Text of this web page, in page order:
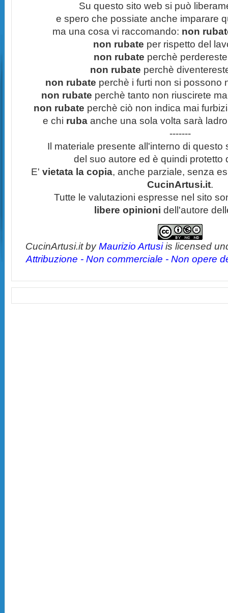
Su questo sito web si può
e spero che possiate anche imparare
ma una cosa vi raccomando: non
non rubate per rispetto del
non rubate perchè
non rubate perchè
non rubate perchè i furti non si possono
non rubate perchè tanto non riuscirete
non rubate perchè ciò non indica mai
e chi ruba anche una sola volta sarà
-------
Il materiale presente all'interno di questo
del suo autore ed è quindi protetto
E' vietata la copia, anche parziale, senza
CucinArtusi.it.
Tutte le valutazioni espresse nel sito
libere opinioni dell'autore
CucinArtusi.itbyMaurizio Artusiis licensed
Attribuzione - Non commerciale - Non opere